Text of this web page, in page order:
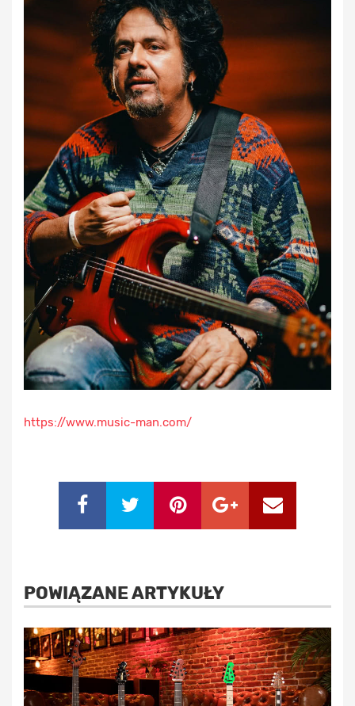
https://www.music-man.com/
POWIĄZANE ARTYKUŁY